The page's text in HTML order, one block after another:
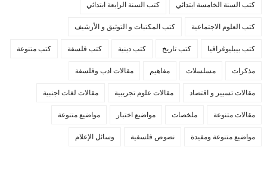
كتب السنة الخامسة ابتدائي كتب السنة الرابعة ابتدائي
كتب العلوم الاجتماعية كتب المكتبات و التوثيق و الأرشيف
كتب بيبليوغرافيا كتب تاريخ كتب دينية كتب فلسفة كتب متنوعة
مذكرات مسلسلات مفاهيم مقالات ادب وفلسفة
مقالات تسيير و اقتصاد مقالات علوم تجريبية مقالات لغات اجنبية
مقالات متنوعة ملخصات مواضيع اختبار مواضيع متنوعة
مواضيع متنوعة ومفيدة نصوص فلسفية وسائل الإعلام